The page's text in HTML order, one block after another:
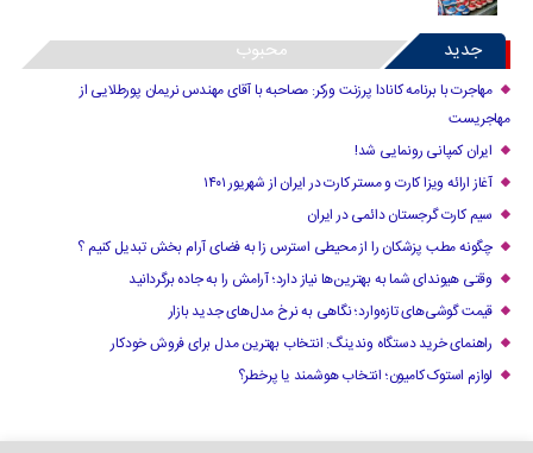
جدید محبوب
مهاجرت با برنامه کانادا پرزنت ورکر: مصاحبه با آقای مهندس نریمان پورطلایی از
مهاجریست
ایران کمپانی رونمایی شد!
آغاز ارائه ویزا کارت و مستر کارت در ایران از شهریور ۱۴۰۱
سیم کارت گرجستان دائمی در ایران
چگونه مطب پزشکان را از محیطی استرس زا به فضای آرام بخش تبدیل کنیم ؟
وقتی هیوندای شما به بهترین‌ها نیاز دارد؛ آرامش را به جاده برگردانید
قیمت گوشی‌های تازه‌وارد؛ نگاهی به نرخ مدل‌های جدید بازار
راهنمای خرید دستگاه وندینگ: انتخاب بهترین مدل برای فروش خودکار
لوازم استوک کامیون؛ انتخاب هوشمند یا پرخطر؟